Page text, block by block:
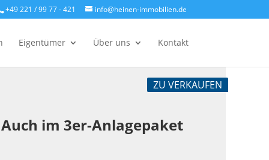
+49 221 / 99 77 - 421 info@heinen-immobilien.de
Eigentümer Über uns Kontakt
ZU VERKAUFEN
im 3er-Anlagepaket